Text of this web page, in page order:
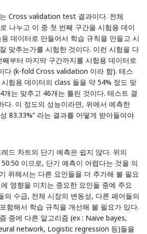
Cross validation test 결과이다. 전체
나누고 이 중 첫 번째 구간을 시험용 데이
데이터로 만들어서 학습 규칙을 만들고 시
맞추는가를 시험한 것이다. 이런 시험을 다
부터 마지막 구간까지를 시험용 데이터로
다 (k-fold Cross validation 이라 함). 테스
험용 데이터의 class 들을 약 54% 정도 맞
개는 맞추고 46개는 틀린 것이다. 테스트 결
다. 이 정도의 성능이라면, 위에서 예측한
83.33%” 라는 결과를 어떻게 받아들여야
드 차트의 단기 예측은 쉽지 않다. 위의
이므로, 단기 예측이 어렵다는 것을 의
위해서는 다른 요인들을 더 추가해 볼 필요
영향을 미치는 중요한 요인들 중에 주요
의 수급, 전체 시장의 변동성, 다른 페어들의
함해서 학습 규칙을 개선해 볼 필요가 있다.
중에 다른 알고리즘 (ex : Naive bayes,
network, Logistic regression 등)들을